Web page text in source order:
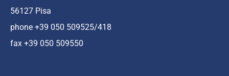
56127 Pisa
phone +39 050 509525/418
fax +39 050 509550